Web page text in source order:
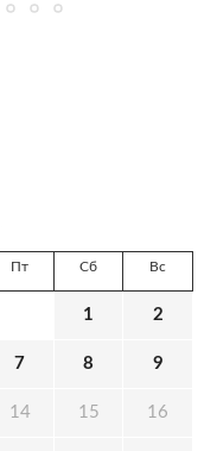
Пт Сб Вс
1 2
7 8 9
14 15 16